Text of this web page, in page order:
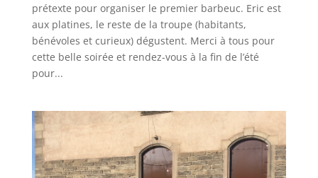
prétexte pour organiser le premier barbeuc. Eric est
aux platines, le reste de la troupe (habitants,
bénévoles et curieux) dégustent. Merci à tous pour
cette belle soirée et rendez-vous à la fin de l’été
pour...